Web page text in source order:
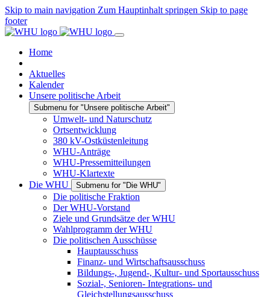
Skip to main navigation Zum Hauptinhalt springen Skip to page
footer
Home
Aktuelles
Kalender
Unsere politische Arbeit
Submenu for "Unsere politische Arbeit"
Umwelt- und Naturschutz
Ortsentwicklung
380 kV-Ostküstenleitung
WHU-Anträge
WHU-Pressemitteilungen
WHU-Klartexte
Die WHU
Submenu for "Die WHU"
Die politische Fraktion
Der WHU-Vorstand
Ziele und Grundsätze der WHU
Wahlprogramm der WHU
Die politischen Ausschüsse
Hauptausschuss
Finanz- und Wirtschaftsausschuss
Bildungs-, Jugend-, Kultur- und Sportausschuss
Sozial-, Senioren- Integrations- und
Gleichstellungsausschuss